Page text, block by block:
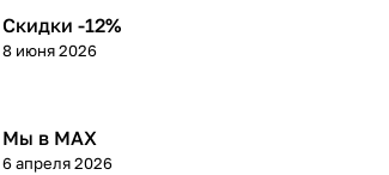
Скидки -12%
8 июня 2026
Мы в МАХ
6 апреля 2026